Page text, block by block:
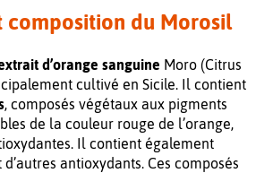
composition du Morosil
d’orange sanguine Moro (Citrus
cultivé en Sicile. Il contient
, composés végétaux aux pigments
de la couleur rouge de l’orange,
Il contient également
d’autres antioxydants. Ces composés